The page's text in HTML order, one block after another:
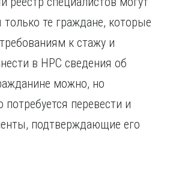
те граждане, которые
к стажу и
в НРС сведения об
можно, но
потребуется перевести и
подтверждающие его